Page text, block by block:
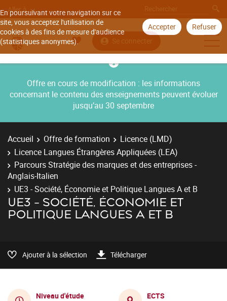
En poursuivant votre navigation sur ce
site, vous acceptez l'utilisation de
cookies à des fins de mesure d'audience
(statistiques anonymes).
Accepter Refuser
Aller à
Se connecter
Offre en cours de modification : les informations
concernant le contenu des enseignements peuvent évoluer
jusqu’au 30 septembre
Accueil Offre de formation
Licence (LMD)
Licence Langues Étrangères Appliquées (LEA)
Parcours Stratégie des marques et des entreprises -
Anglais-Italien
UE3 - Société, Économie et Politique Langues A et B
UE3 - SOCIÉTÉ, ÉCONOMIE ET
POLITIQUE LANGUES A ET B
Ajouter à la sélection Télécharger
Niveau d'étude
ECTS